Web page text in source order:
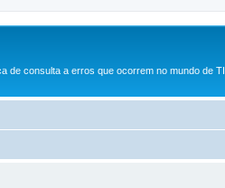
de consulta a erros que ocorrem no mundo de TI